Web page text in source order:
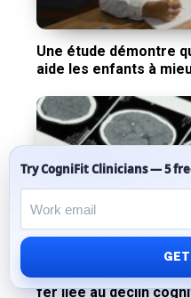
Une étude démontre
aide les enfants à
Le régime
cerveau vieillissant
fer liée au déclin
Try CogniFit Clinicians — 5